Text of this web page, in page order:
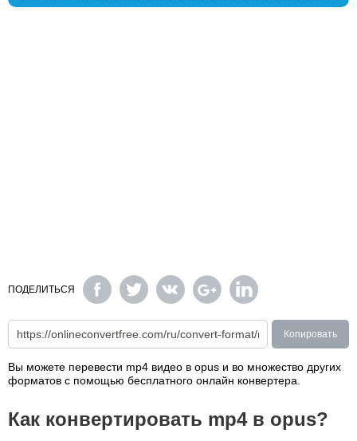
ПОДЕЛИТЬСЯ
Копировать
Вы можете перевести mp4 видео в opus и во множество других
форматов с помощью бесплатного онлайн конвертера.
Как конвертировать mp4 в opus?